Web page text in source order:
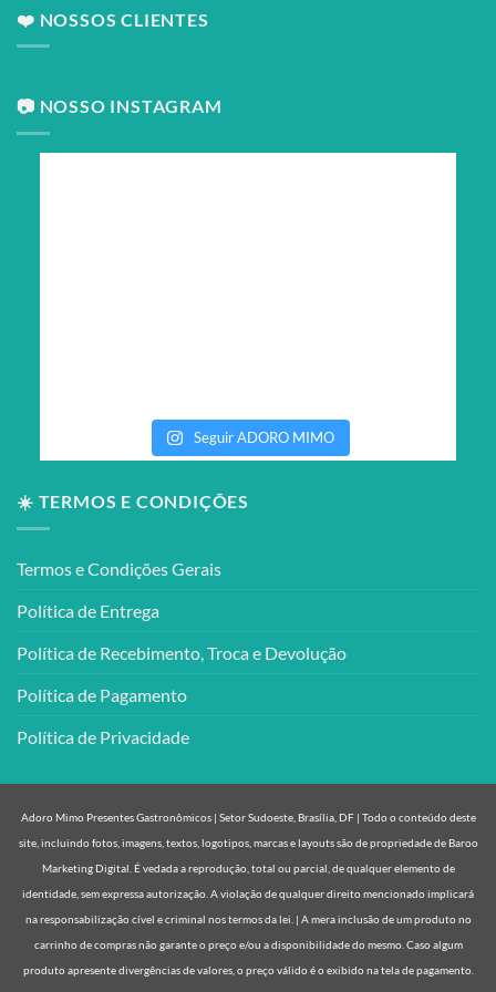
❤️ NOSSOS CLIENTES
📷 NOSSO INSTAGRAM
Seguir ADORO MIMO
☀️ TERMOS E CONDIÇÕES
Termos e Condições Gerais
Política de Entrega
Política de Recebimento, Troca e Devolução
Política de Pagamento
Política de Privacidade
Adoro Mimo Presentes Gastronômicos | Setor Sudoeste, Brasília, DF | Todo o conteúdo deste
site, incluindo fotos, imagens, textos, logotipos, marcas e layouts são de propriedade de Baroo
Marketing Digital. É vedada a reprodução, total ou parcial, de qualquer elemento de
identidade, sem expressa autorização. A violação de qualquer direito mencionado implicará
na responsabilização cível e criminal nos termos da lei. | A mera inclusão de um produto no
carrinho de compras não garante o preço e/ou a disponibilidade do mesmo. Caso algum
produto apresente divergências de valores, o preço válido é o exibido na tela de pagamento.